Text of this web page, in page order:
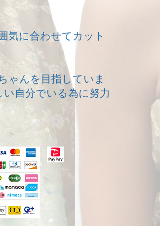
気に合わせてカット
ゃんを目指していま
自分でいる為に努力